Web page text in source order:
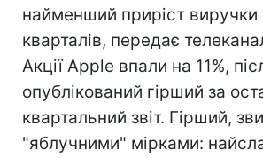
найменший приріст виручки
кварталів, передає
Акції Apple впали на 11%,
опублікований гірший за
квартальний звіт. Гірший,
"яблучними" мірками: